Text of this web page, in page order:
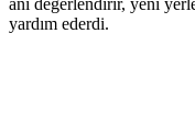
anı değerlendirir, yeni
yardım ederdi.